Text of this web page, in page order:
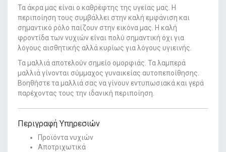
Τα άκρα μας είναι ο καθρέφτης της υγείας μας. Η
περιποίηση τους συμβάλλει στην καλή εμφάνιση και
σημαντικό ρόλο παίζουν στην εικόνα μας. Η καλή
φροντίδα των νυχιών είναι πολύ σημαντική όχι για
λόγους αισθητικής αλλά κυρίως για λόγους υγιεινής.
Τα μαλλιά αποτελούν σημείο ομορφιάς. Τα λαμπερά
μαλλιά γίνονται σύμμαχος γυναικείας αυτοπεποίθησης.
Βοηθήστε τα μαλλιά σας να γίνουν εντυπωσιακά και γερά
παρέχοντας τους την ιδανική περιποίηση.
Περιγραφή Υπηρεσιών
Προϊόντα νυχιών
Αποτριχωτικά